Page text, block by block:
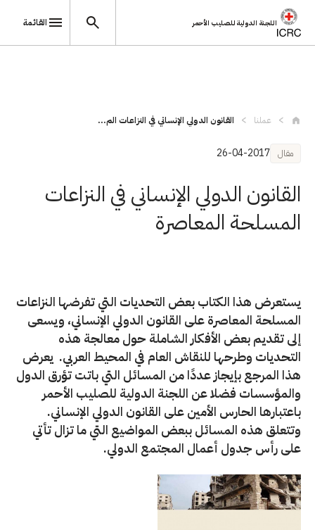
اللجنة الدولية للصليب الأحمر القائمة
عملنا القانون الدولي الإنساني في النزاعات الم...
مقال 26-04-2017
القانون الدولي الإنساني في النزاعات
المسلحة المعاصرة
يستعرض هذا الكتاب بعض التحديات التي تفرضها النزاعات
المسلحة المعاصرة على القانون الدولي الإنساني، ويسعى
إلى تقديم بعض الأفكار الشاملة حول معالجة هذه
التحديات وطرحها للنقاش العام في المحيط العربي. يعرض
هذا المرجع بإيجاز عددًا من المسائل التي باتت تؤرق الدول
والمؤسسات فضلا عن اللجنة الدولية للصليب الأحمر
باعتبارها الحارس الأمين على القانون الدولي الإنساني.
وتتعلق هذه المسائل ببعض المواضيع التي ما تزال تأتي
على رأس جدول أعمال المجتمع الدولي.